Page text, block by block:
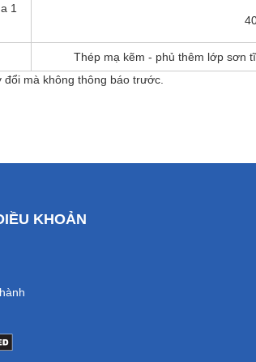
1
Thép mạ kẽm - phủ thêm lớp sơn
mà không thông báo trước.
KHOẢN